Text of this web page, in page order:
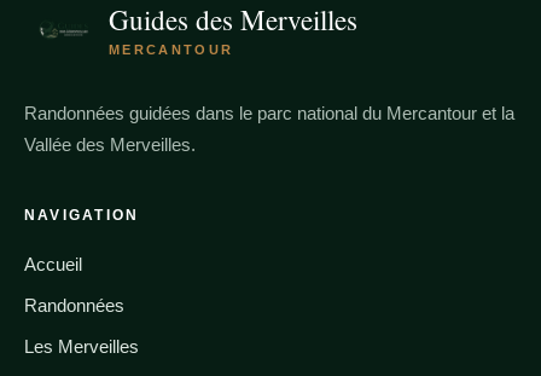
Guides des Merveilles
MERCANTOUR
Randonnées guidées dans le parc national du Mercantour et la
Vallée des Merveilles.
NAVIGATION
Accueil
Randonnées
Les Merveilles